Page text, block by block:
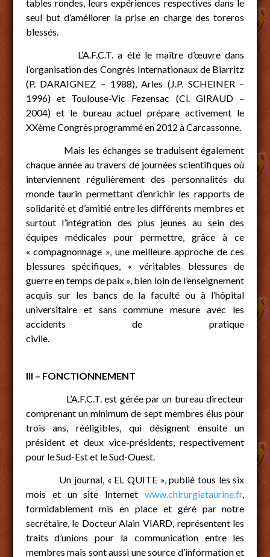
tables rondes, leurs expériences respectives dans le
seul but d’améliorer la prise en charge des toreros
blessés.
L’A.F.C.T. a été le maître d’œuvre dans
l’organisation des Congrès Internationaux de Biarritz
(P. DARAIGNEZ – 1988), Arles (J.P. SCHEINER –
1996) et Toulouse-Vic Fezensac (Cl. GIRAUD –
2004) et le bureau actuel prépare activement le
XXème Congrès programmé en 2012 à Carcassonne.
Mais les échanges se traduisent également
chaque année au travers de journées scientifiques où
interviennent régulièrement des personnalités du
monde taurin permettant d’enrichir les rapports de
solidarité et d’amitié entre les différents membres et
surtout l’intégration des plus jeunes au sein des
équipes médicales pour permettre, grâce à ce
« compagnonnage », une meilleure approche de ces
blessures spécifiques, « véritables blessures de
guerre en temps de paix », bien loin de l’enseignement
acquis sur les bancs de la faculté ou à l’hôpital
universitaire et sans commune mesure avec les
accidents de pratique
civile.
III – FONCTIONNEMENT
L’A.F.C.T. est gérée par un bureau directeur
comprenant un minimum de sept membres élus pour
trois ans, rééligibles, qui désignent ensuite un
président et deux vice-présidents, respectivement
pour le Sud-Est et le Sud-Ouest.
Un journal, « EL QUITE », publié tous les six
mois et un site Internetwww.chirurgietaurine.fr,
formidablement mis en place et géré par notre
secrétaire, le Docteur Alain VIARD, représentent les
traits d’unions pour la communication entre les
membres mais sont aussi une source d’information et